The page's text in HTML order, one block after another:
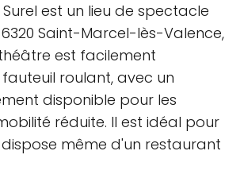
est un lieu de spectacle
Saint-Marcel-lès-Valence,
est facilement
roulant, avec un
disponible pour les
réduite. Il est idéal pour
même d'un restaurant